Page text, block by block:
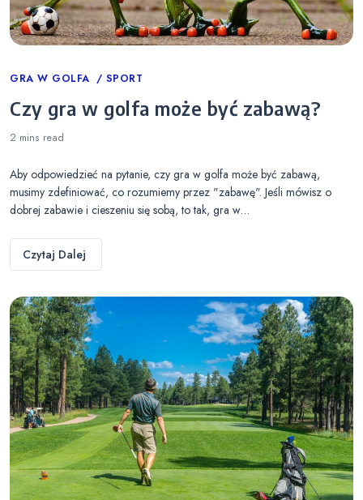
Categories
GRA W GOLFA SPORT
Czy gra w golfa może być zabawą?
2 mins read
Aby odpowiedzieć na pytanie, czy gra w golfa może być zabawą,
musimy zdefiniować, co rozumiemy przez "zabawę". Jeśli mówisz o
dobrej zabawie i cieszeniu się sobą, to tak, gra w…
Czytaj Dalej